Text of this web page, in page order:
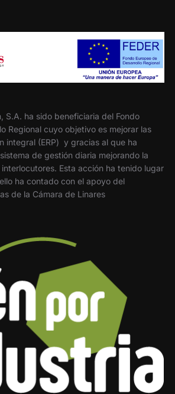
S.A. ha sido beneficiaria del Fondo
Regional cuyo objetivo es mejorar las
integral (ERP) y gracias al que ha
de gestión diaria mejorando la
Esta acción ha tenido lugar
ha contado con el apoyo del
de la Cámara de Linares